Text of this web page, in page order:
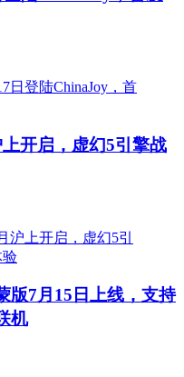
开启，虚幻5引擎战
版7月15日上线，支持
机